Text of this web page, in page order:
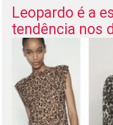
Leopardo é a
tendência nos